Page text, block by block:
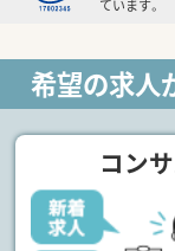
ています。
希望の求人
コン